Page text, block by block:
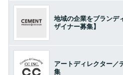
地域の企業をブランデ
ザイナー募集】
アートディレクター／
集